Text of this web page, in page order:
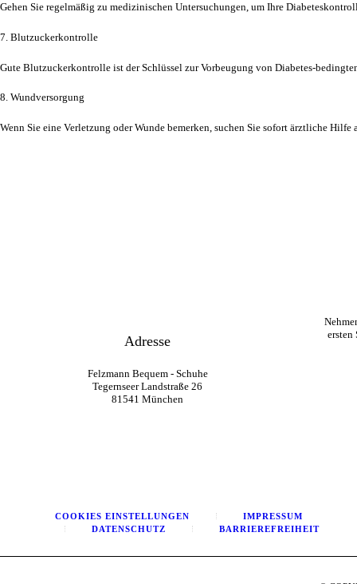
Gehen Sie regelmäßig zu medizinischen Untersuchungen, um Ihre
7. Blutzuckerkontrolle
Gute Blutzuckerkontrolle ist der Schlüssel zur Vorbeugung von Diabetes-
8. Wundversorgung
Wenn Sie eine Verletzung oder Wunde bemerken, suchen Sie sofort ärztliche
Adresse
Felzmann Bequem - Schuhe
Tegernseer Landstraße 26
81541 München
ersten
COOKIES EINSTELLUNGEN
IMPRESSUM
DATENSCHUTZ
BARRIEREFREIHEIT